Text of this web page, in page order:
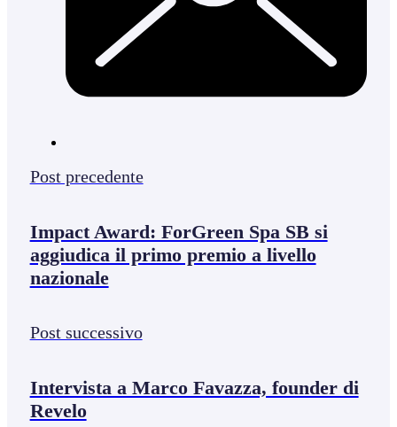
Post precedente
Impact Award: ForGreen Spa SB si
aggiudica il primo premio a livello
nazionale
Post successivo
Intervista a Marco Favazza, founder di
Revelo